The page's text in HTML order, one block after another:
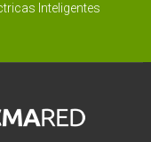
Inteligentes